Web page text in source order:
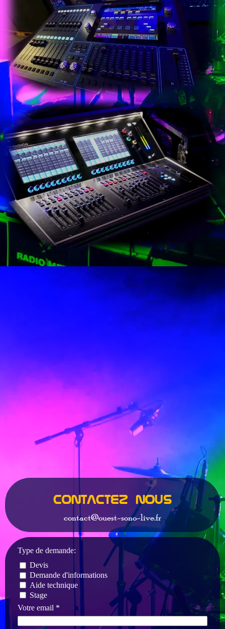
Contactez Nous
contact@ouest-sono-live.fr
Type de demande:
Devis
Demande d'informations
Aide technique
Stage
Votre email *